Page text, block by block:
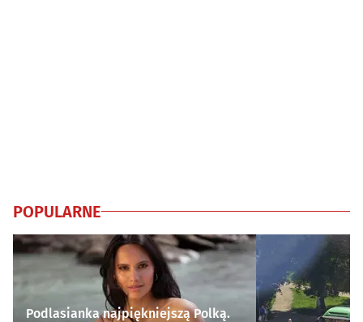
POPULARNE
Podlasianka najpiękniejszą Polką.